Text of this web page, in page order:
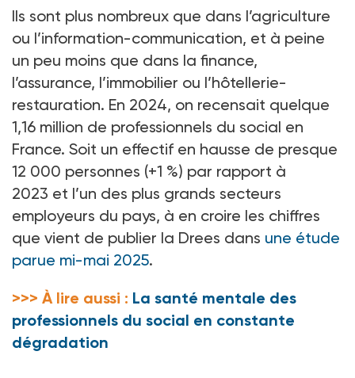
Ils sont plus nombreux que dans l’agriculture
ou l’information-communication, et à peine
un peu moins que dans la finance,
l’assurance, l’immobilier ou l’hôtellerie-
restauration. En 2024, on recensait quelque
1,16 million de professionnels du social en
France. Soit un effectif en hausse de presque
12 000 personnes (+1 %) par rapport à
2023 et l’un des plus grands secteurs
employeurs du pays, à en croire les chiffres
que vient de publier la Drees dans une étude
parue mi-mai 2025.
>>> À lire aussi : La santé mentale des
professionnels du social en constante
dégradation